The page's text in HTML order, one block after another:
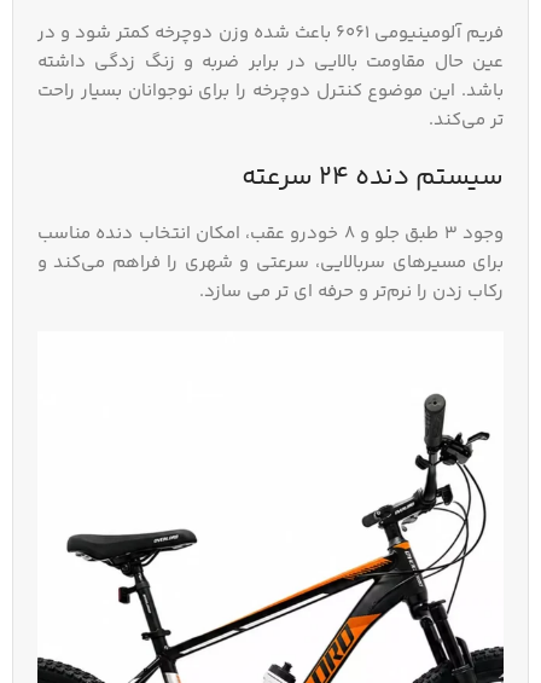
فریم آلومینیومی 6061 باعث شده وزن دوچرخه کمتر شود و در
عین حال مقاومت بالایی در برابر ضربه و زنگ‌ زدگی داشته
باشد. این موضوع کنترل دوچرخه را برای نوجوانان بسیار راحت‌
تر می‌کند.
سیستم دنده ۲۴ سرعته
وجود ۳ طبق جلو و ۸ خودرو عقب، امکان انتخاب دنده مناسب
برای مسیرهای سربالایی، سرعتی و شهری را فراهم می‌کند و
رکاب‌ زدن را نرم‌تر و حرفه‌ ای‌ تر می‌ سازد.